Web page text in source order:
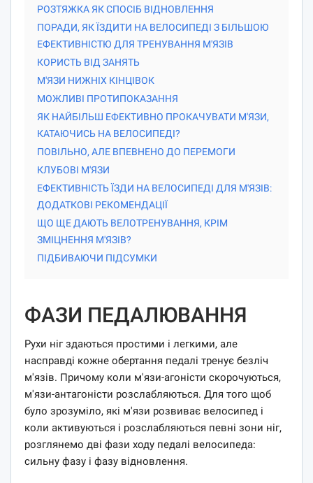
РОЗТЯЖКА ЯК СПОСІБ ВІДНОВЛЕННЯ
ПОРАДИ, ЯК ЇЗДИТИ НА ВЕЛОСИПЕДІ З БІЛЬШОЮ
ЕФЕКТИВНІСТЮ ДЛЯ ТРЕНУВАННЯ М'ЯЗІВ
КОРИСТЬ ВІД ЗАНЯТЬ
М'ЯЗИ НИЖНІХ КІНЦІВОК
МОЖЛИВІ ПРОТИПОКАЗАННЯ
ЯК НАЙБІЛЬШ ЕФЕКТИВНО ПРОКАЧУВАТИ М'ЯЗИ,
КАТАЮЧИСЬ НА ВЕЛОСИПЕДІ?
ПОВІЛЬНО, АЛЕ ВПЕВНЕНО ДО ПЕРЕМОГИ
КЛУБОВІ М'ЯЗИ
ЕФЕКТИВНІСТЬ ЇЗДИ НА ВЕЛОСИПЕДІ ДЛЯ М'ЯЗІВ:
ДОДАТКОВІ РЕКОМЕНДАЦІЇ
ЩО ЩЕ ДАЮТЬ ВЕЛОТРЕНУВАННЯ, КРІМ
ЗМІЦНЕННЯ М'ЯЗІВ?
ПІДБИВАЮЧИ ПІДСУМКИ
ФАЗИ ПЕДАЛЮВАННЯ
Рухи ніг здаються простими і легкими, але
насправді кожне обертання педалі тренує безліч
м'язів. Причому коли м'язи-агоністи скорочуються,
м'язи-антагоністи розслабляються. Для того щоб
було зрозуміло, які м'язи розвиває велосипед і
коли активуються і розслабляються певні зони ніг,
розглянемо дві фази ходу педалі велосипеда:
сильну фазу і фазу відновлення.